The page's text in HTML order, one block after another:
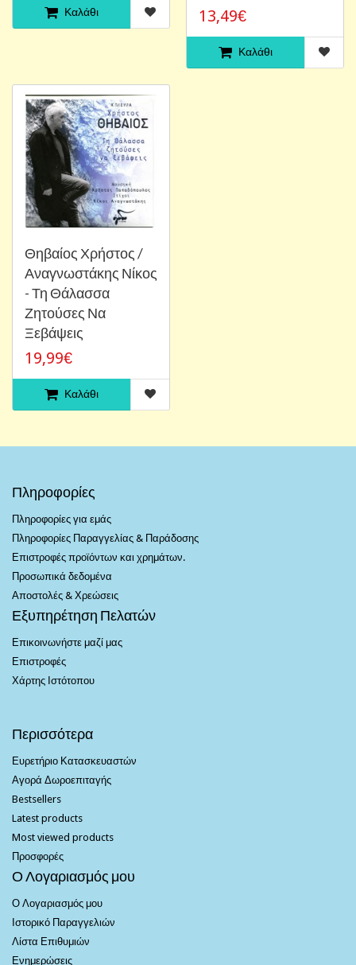
Καλάθι 13,49€
Καλάθι
Θηβαίος Χρήστος /
Αναγνωστάκης Νίκος
- Τη Θάλασσα
Ζητούσες Να
Ξεβάψεις
19,99€
Καλάθι
Πληροφορίες
Πληροφορίες για εμάς
Πληροφορίες Παραγγελίας & Παράδοσης
Επιστροφές προϊόντων και χρημάτων.
Προσωπικά δεδομένα
Αποστολές & Χρεώσεις
Εξυπηρέτηση Πελατών
Επικοινωνήστε μαζί μας
Επιστροφές
Χάρτης Ιστότοπου
Περισσότερα
Ευρετήριο Κατασκευαστών
Αγορά Δωροεπιταγής
Bestsellers
Latest products
Most viewed products
Προσφορές
Ο Λογαριασμός μου
Ο Λογαριασμός μου
Ιστορικό Παραγγελιών
Λίστα Επιθυμιών
Ενημερώσεις